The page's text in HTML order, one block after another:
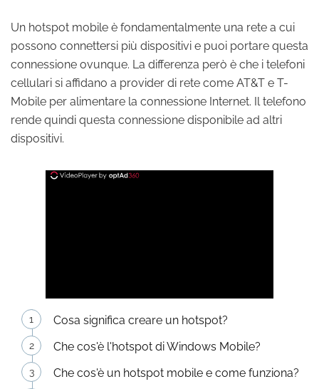
Un hotspot mobile è fondamentalmente una rete a cui
possono connettersi più dispositivi e puoi portare questa
connessione ovunque. La differenza però è che i telefoni
cellulari si affidano a provider di rete come AT&T e T-
Mobile per alimentare la connessione Internet. Il telefono
rende quindi questa connessione disponibile ad altri
dispositivi.
Cosa significa creare un hotspot?
Che cos'è l'hotspot di Windows Mobile?
Che cos'è un hotspot mobile e come funziona?